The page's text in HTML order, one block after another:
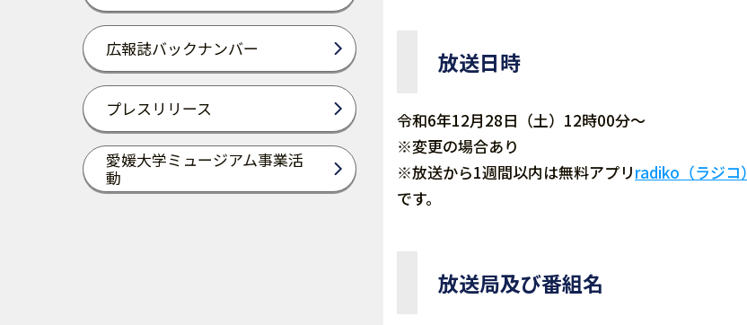
広報誌バックナンバー
プレスリリース
愛媛大学ミュージアム事業活
動
放送日時
令和6年12月28日（土）12時00分～
※変更の場合あり
※放送から1週間以内は無料アプリradiko（ラジコ）
です。
放送局及び番組名